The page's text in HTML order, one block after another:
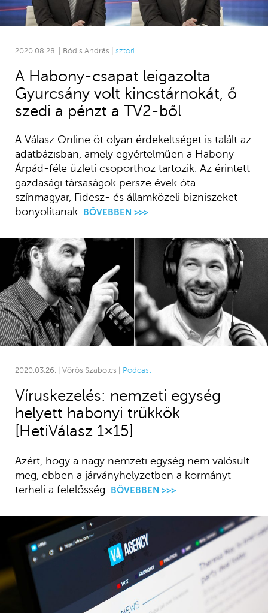
2020.08.28. | Bódis András | sztori
A Habony-csapat leigazolta
Gyurcsány volt kincstárnokát, ő
szedi a pénzt a TV2-ből
A Válasz Online öt olyan érdekeltséget is talált az
adatbázisban, amely egyértelműen a Habony
Árpád-féle üzleti csoporthoz tartozik. Az érintett
gazdasági társaságok persze évek óta
színmagyar, Fidesz- és államközeli bizniszeket
bonyolítanak. BŐVEBBEN >>>
2020.03.26. | Vörös Szabolcs | Podcast
Víruskezelés: nemzeti egység
helyett habonyi trükkök
[HetiVálasz 1×15]
Azért, hogy a nagy nemzeti egység nem valósult
meg, ebben a járványhelyzetben a kormányt
terheli a felelősség. BŐVEBBEN >>>